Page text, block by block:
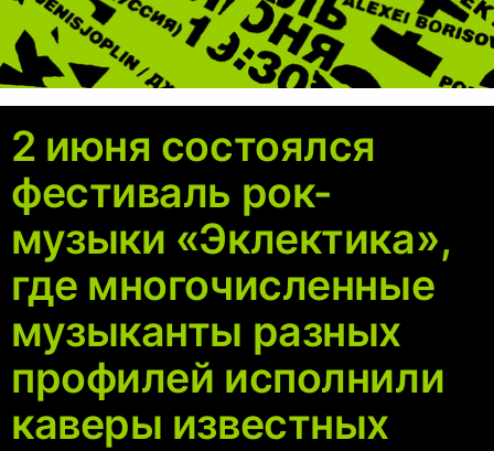
2 июня состоялся
фестиваль рок-
музыки «Эклектика»,
где многочисленные
музыканты разных
профилей исполнили
каверы известных